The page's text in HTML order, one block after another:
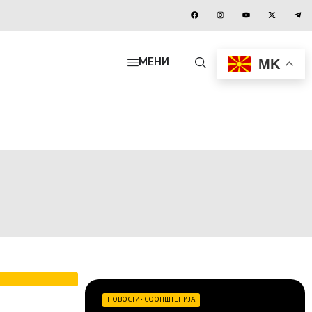
МЕНИ MK
НОВОСТИ • СООПШТЕНИЈА